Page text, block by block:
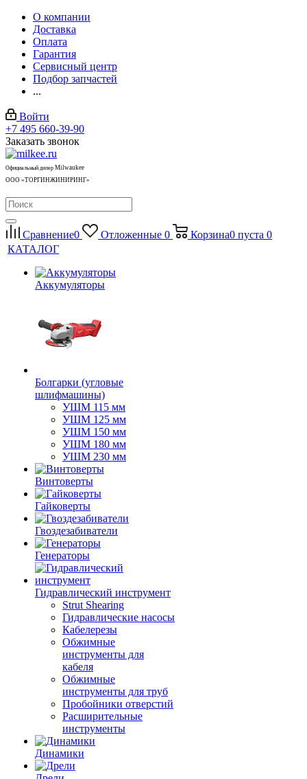
О компании
Доставка
Оплата
Гарантия
Сервисный центр
Подбор запчастей
...
Войти
+7 495 660-39-90
Заказать звонок
Официальный дилер Milwaukee
ООО «ТОРГИНЖИНИРИНГ»
Сравнение0 Отложенные 0 Корзина0 пуста 0
КАТАЛОГ
Аккумуляторы
Болгарки (угловые
шлифмашины)
УШМ 115 мм
УШМ 125 мм
УШМ 150 мм
УШМ 180 мм
УШМ 230 мм
Винтоверты
Гайковерты
Гвоздезабиватели
Генераторы
Гидравлический инструмент
Strut Shearing
Гидравлические насосы
Кабелерезы
Обжимные
инструменты для
кабеля
Обжимные
инструменты для труб
Пробойники отверстий
Расширительные
инструменты
Динамики